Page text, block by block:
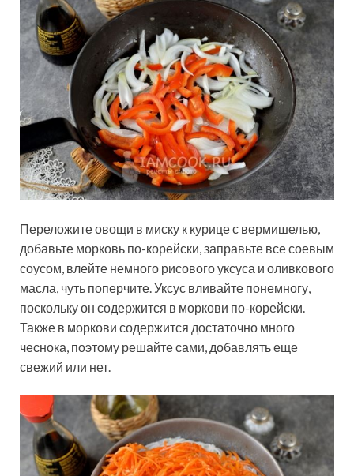
Переложите овощи в миску к курице с вермишелью,
добавьте морковь по-корейски, заправьте все соевым
соусом, влейте немного рисового уксуса и оливкового
масла, чуть поперчите. Уксус вливайте понемногу,
поскольку он содержится в моркови по-корейски.
Также в моркови содержится достаточно много
чеснока, поэтому решайте сами, добавлять еще
свежий или нет.